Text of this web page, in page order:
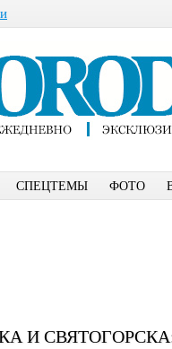
СПЕЦТЕМЫ ФОТО
И